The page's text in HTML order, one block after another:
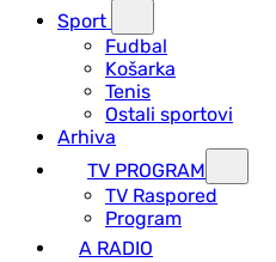
Sport
Fudbal
Košarka
Tenis
Ostali sportovi
Arhiva
TV PROGRAM
ТV Raspored
Program
A RADIO